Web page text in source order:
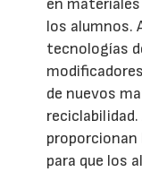
en
los alumnos.
tecnologías
de nuevos
para que los